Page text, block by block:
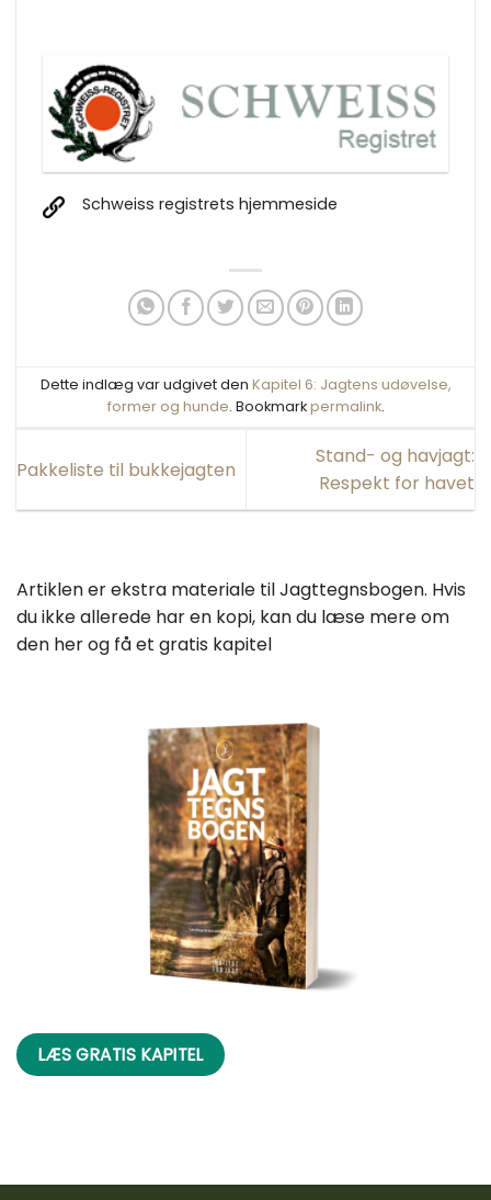
Schweiss registrets hjemmeside
Dette indlæg var udgivet den Kapitel 6: Jagtens udøvelse,
former og hunde. Bookmarkpermalink.
Pakkeliste til bukkejagten
Stand- og havjagt:
Respekt for havet
Artiklen er ekstra materiale til Jagttegnsbogen. Hvis
du ikke allerede har en kopi, kan du læse mere om
den her og få et gratis kapitel
LÆS GRATIS KAPITEL